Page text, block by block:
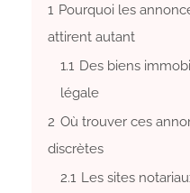
1 Pourquoi les
attirent autant
1.1 Des biens
légale
2 Où trouver ces
discrètes
2.1 Les sites